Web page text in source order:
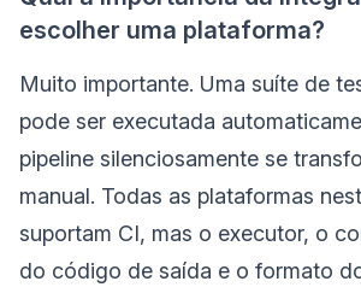
escolher uma plataforma?
Muito importante. Uma suíte de
pode ser executada
pipeline silenciosamente se
manual. Todas as plataformas
suportam CI, mas o executor, o
do código de saída e o formato